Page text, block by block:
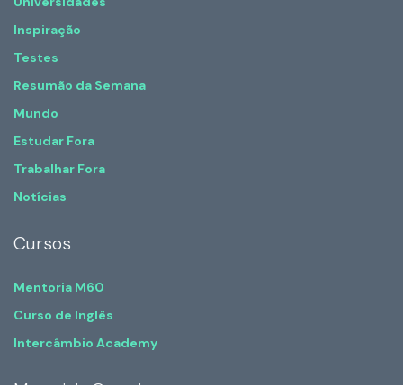
Inspiração
Testes
Resumão da Semana
Mundo
Estudar Fora
Trabalhar Fora
Notícias
Cursos
Mentoria M60
Curso de Inglês
Intercâmbio Academy